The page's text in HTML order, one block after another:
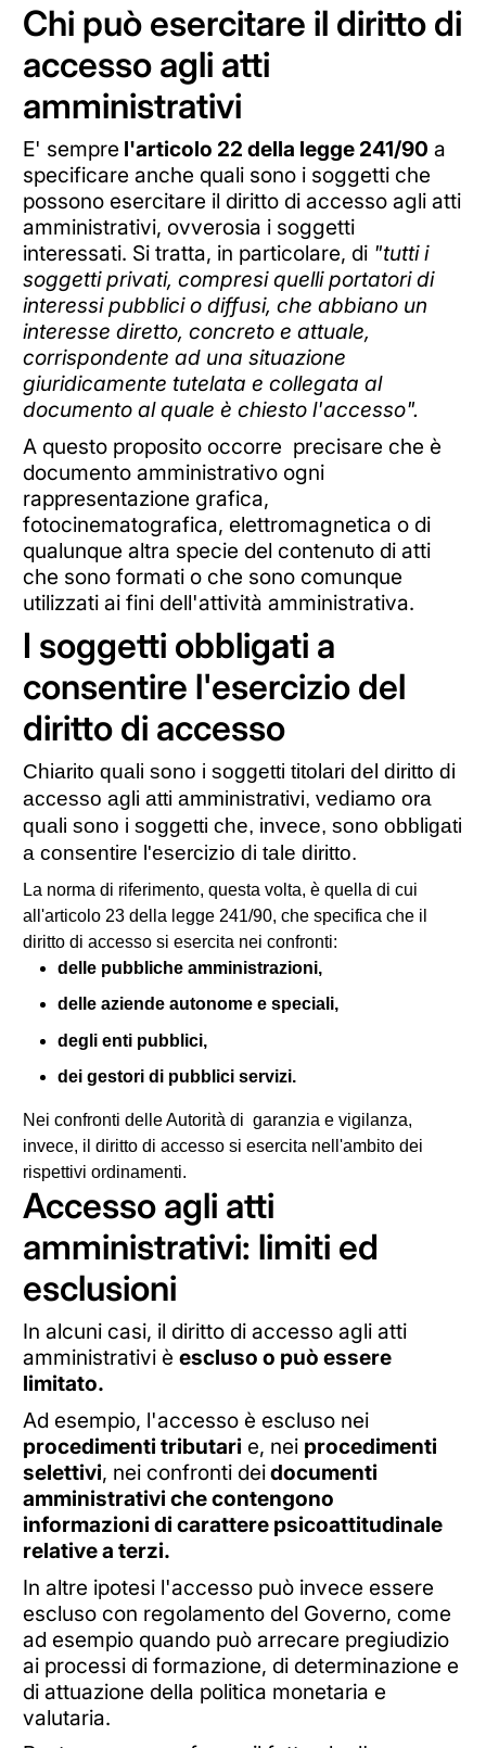
Chi può esercitare il diritto di
accesso agli atti
amministrativi
E' sempre l'articolo 22 della legge 241/90 a
specificare anche quali sono i soggetti che
possono esercitare il diritto di accesso agli atti
amministrativi, ovverosia i soggetti
interessati. Si tratta, in particolare, di "tutti i
soggetti privati, compresi quelli portatori di
interessi pubblici o diffusi, che abbiano un
interesse diretto, concreto e attuale,
corrispondente ad una situazione
giuridicamente tutelata e collegata al
documento al quale è chiesto l'accesso".
A questo proposito occorre precisare che è
documento amministrativo ogni
rappresentazione grafica,
fotocinematografica, elettromagnetica o di
qualunque altra specie del contenuto di atti
che sono formati o che sono comunque
utilizzati ai fini dell'attività amministrativa.
I soggetti obbligati a
consentire l'esercizio del
diritto di accesso
Chiarito quali sono i soggetti titolari del diritto di
accesso agli atti amministrativi, vediamo ora
quali sono i soggetti che, invece, sono obbligati
a consentire l'esercizio di tale diritto.
La norma di riferimento, questa volta, è quella di cui
all'articolo 23 della legge 241/90, che specifica che il
diritto di accesso si esercita nei confronti:
delle pubbliche amministrazioni,
delle aziende autonome e speciali,
degli enti pubblici,
dei gestori di pubblici servizi.
Nei confronti delle Autorità di garanzia e vigilanza,
invece, il diritto di accesso si esercita nell'ambito dei
rispettivi ordinamenti.
Accesso agli atti
amministrativi: limiti ed
esclusioni
In alcuni casi, il diritto di accesso agli atti
amministrativi è escluso o può essere
limitato.
Ad esempio, l'accesso è escluso nei
procedimenti tributari e, nei procedimenti
selettivi, nei confronti deidocumenti
amministrativi che contengono
informazioni di carattere psicoattitudinale
relative a terzi.
In altre ipotesi l'accesso può invece essere
escluso con regolamento del Governo, come
ad esempio quando può arrecare pregiudizio
ai processi di formazione, di determinazione e
di attuazione della politica monetaria e
valutaria.